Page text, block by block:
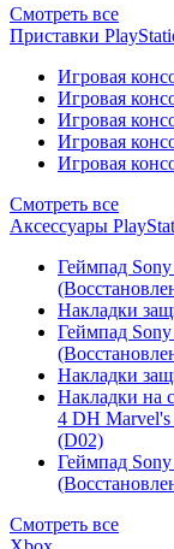
Смотреть все
Приставки
Игровая
Игровая
Игровая
Игровая
Игровая
Смотреть все
Аксессуары
Геймпад
Накладки
Геймпад
Накладки
Накладки на
4 DH
(D02)
Геймпад
Смотреть все